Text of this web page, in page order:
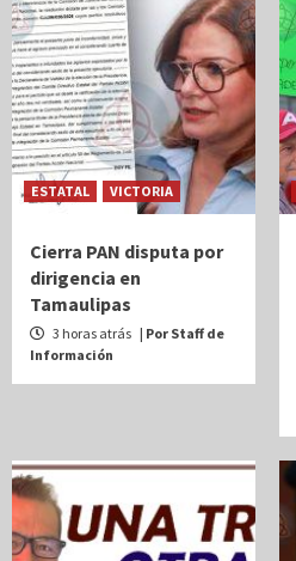
ESTATAL VICTORIA
Cierra PAN disputa por
dirigencia en
Tamaulipas
3 horas atrás | Por Staff de
Información